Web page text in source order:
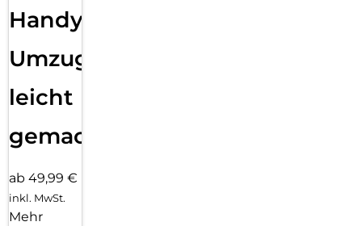
Handy
Umzug
leicht
gemacht!
ab 49,99 €
inkl. MwSt.
Mehr